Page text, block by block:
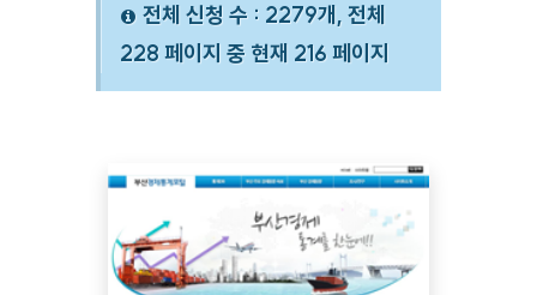
전체 신청 수 : 2279개, 전체
228 페이지 중 현재 216 페이지